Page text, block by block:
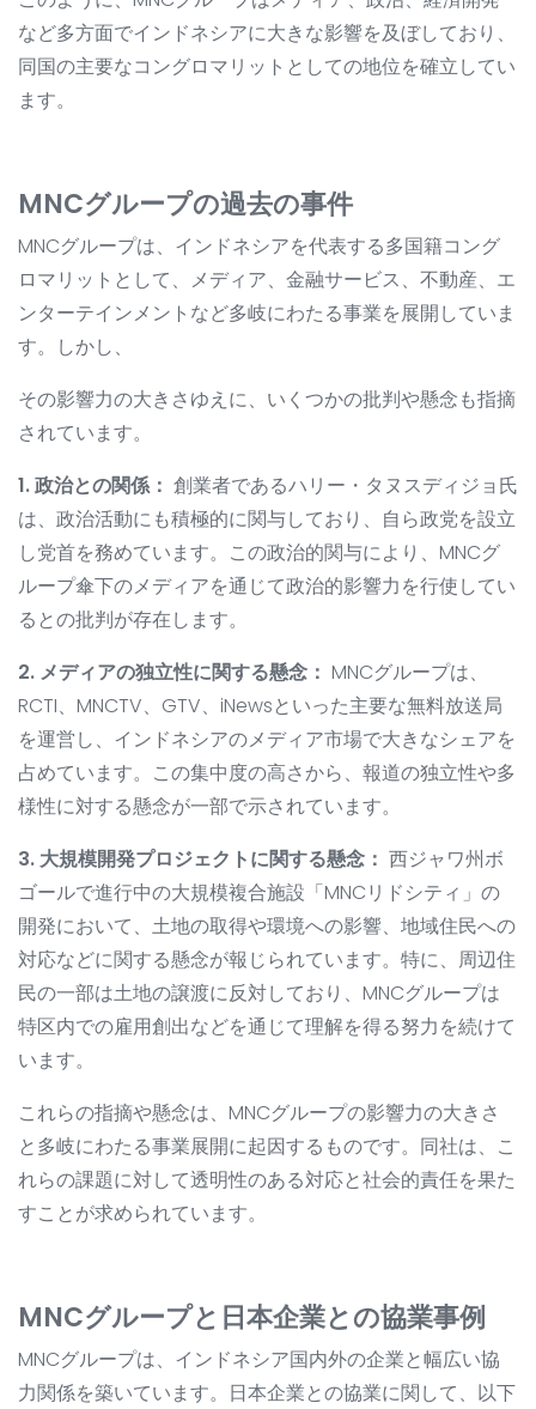
など多方面でインドネシアに大きな影響を及ぼしており、
同国の主要なコングロマリットとしての地位を確立してい
ます。
MNCグループの過去の事件
MNCグループは、インドネシアを代表する多国籍コング
ロマリットとして、メディア、金融サービス、不動産、エ
ンターテインメントなど多岐にわたる事業を展開していま
す。しかし、
その影響力の大きさゆえに、いくつかの批判や懸念も指摘
されています。
1. 政治との関係： 創業者であるハリー・タヌスディジョ氏
は、政治活動にも積極的に関与しており、自ら政党を設立
し党首を務めています。この政治的関与により、MNCグ
ループ傘下のメディアを通じて政治的影響力を行使してい
るとの批判が存在します。
2. メディアの独立性に関する懸念： MNCグループは、
RCTI、MNCTV、GTV、iNewsといった主要な無料放送局
を運営し、インドネシアのメディア市場で大きなシェアを
占めています。この集中度の高さから、報道の独立性や多
様性に対する懸念が一部で示されています。
3. 大規模開発プロジェクトに関する懸念： 西ジャワ州ボ
ゴールで進行中の大規模複合施設「MNCリドシティ」の
開発において、土地の取得や環境への影響、地域住民への
対応などに関する懸念が報じられています。特に、周辺住
民の一部は土地の譲渡に反対しており、MNCグループは
特区内での雇用創出などを通じて理解を得る努力を続けて
います。
これらの指摘や懸念は、MNCグループの影響力の大きさ
と多岐にわたる事業展開に起因するものです。同社は、こ
れらの課題に対して透明性のある対応と社会的責任を果た
すことが求められています。
MNCグループと日本企業との協業事例
MNCグループは、インドネシア国内外の企業と幅広い協
力関係を築いています。日本企業との協業に関して、以下